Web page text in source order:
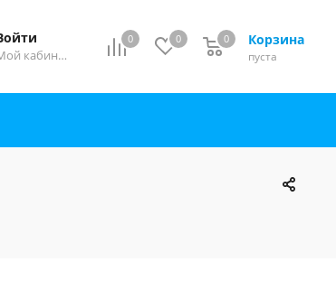
0 0 Корзина
0
пуста
0
Мой кабинет